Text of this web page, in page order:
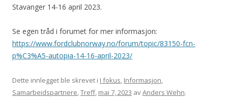
Stavanger 14-16 april 2023.
Se egen tråd i forumet for mer informasjon:
https://www.fordclubnorway.no/forum/topic/83150-fcn-
p%C3%A5-autopia-14-16-april-2023/
Dette innlegget ble skrevet i I fokus, Informasjon,
Samarbeidspartnere,Treff, mai 7, 2023 avAnders Wehn.